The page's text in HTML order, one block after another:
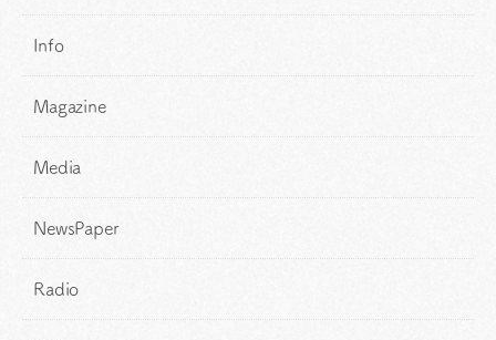
Info
Magazine
Media
NewsPaper
Radio